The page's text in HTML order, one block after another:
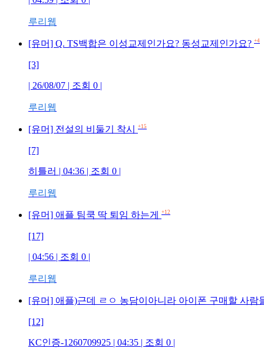
루리웹
[유머] Q. TS백합은 이성교제인가요? 동성교제인가요? +4
[3]
| 26/08/07 | 조회 0 |
루리웹
[유머] 전설의 비둘기 착시 +15
[7]
히틀러 | 04:36 | 조회 0 |
루리웹
[유머] 애플 팀쿡 딱 퇴임 하는게 +12
[17]
| 04:56 | 조회 0 |
루리웹
[유머] 애플)근데 ㄹㅇ 농담이아니라 아이폰 구매할 사람
[12]
KC인증-1260709925 | 04:35 | 조회 0 |